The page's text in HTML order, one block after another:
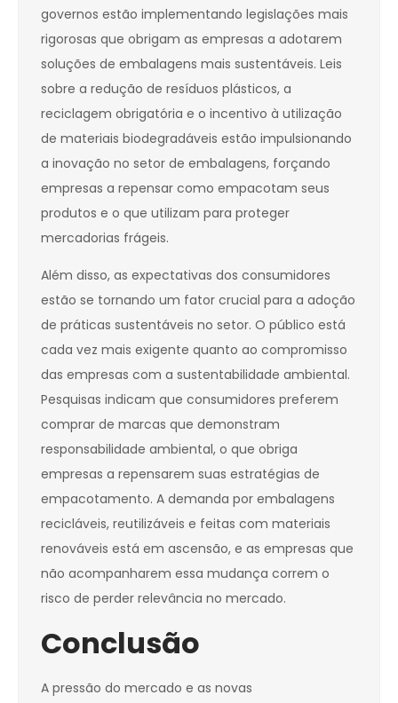
governos estão implementando legislações mais
rigorosas que obrigam as empresas a adotarem
soluções de embalagens mais sustentáveis. Leis
sobre a redução de resíduos plásticos, a
reciclagem obrigatória e o incentivo à utilização
de materiais biodegradáveis estão impulsionando
a inovação no setor de embalagens, forçando
empresas a repensar como empacotam seus
produtos e o que utilizam para proteger
mercadorias frágeis.
Além disso, as expectativas dos consumidores
estão se tornando um fator crucial para a adoção
de práticas sustentáveis no setor. O público está
cada vez mais exigente quanto ao compromisso
das empresas com a sustentabilidade ambiental.
Pesquisas indicam que consumidores preferem
comprar de marcas que demonstram
responsabilidade ambiental, o que obriga
empresas a repensarem suas estratégias de
empacotamento. A demanda por embalagens
recicláveis, reutilizáveis e feitas com materiais
renováveis está em ascensão, e as empresas que
não acompanharem essa mudança correm o
risco de perder relevância no mercado.
Conclusão
A pressão do mercado e as novas